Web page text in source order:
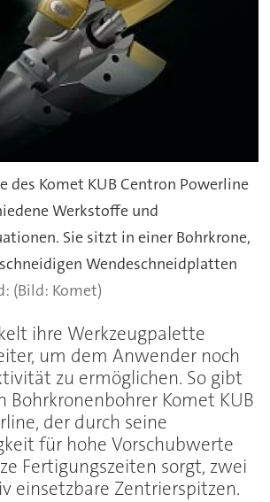
des Komet KUB Centron Powerline
Werkstoffe und
Sie sitzt in einer Bohrkrone,
Wendeschneidplatten
(Bild: Komet)
ihre Werkzeugpalette
um dem Anwender noch
zu ermöglichen. So gibt
Bohrkronenbohrer Komet KUB
der durch seine
für hohe Vorschubwerte
Fertigungszeiten sorgt, zwei
einsetzbare Zentrierspitzen.